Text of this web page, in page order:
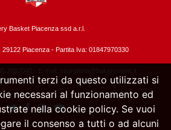
Basket Piacenza ssd a.r.l.
29122 Piacenza - Partita Iva: 01847970330
- E-mail: segreteria@bakerysport.it
terzi da questo utilizzati si
necessari al funzionamento ed
nella cookie policy. Se vuoi
il consenso a tutti o ad alcuni